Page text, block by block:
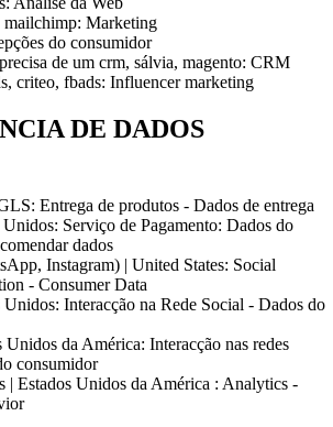
Marketing
do consumidor
de um crm, sálvia, magento: CRM
criteo, fbads: Influencer marketing
DE DADOS
Entrega de produtos - Dados de entrega
Unidos: Serviço de Pagamento: Dados do
dados
Instagram) | United States: Social
- Consumer Data
Interacção na Rede Social - Dados do
Unidos da América: Interacção nas redes
consumidor
| Estados Unidos da América : Analytics -